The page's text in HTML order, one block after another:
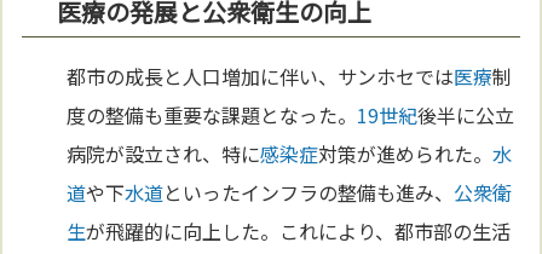
医療の発展と公衆衛生の向上
都市の成長と人口増加に伴い、サンホセでは医療制
度の整備も重要な課題となった。 19世紀後半に公立
病院が設立され、特に感染症対策が進められた。水
道や下水道といったインフラの整備も進み、 公衆衛
生が飛躍的に向上した。これにより、都市部の生活